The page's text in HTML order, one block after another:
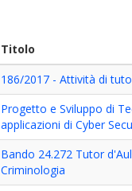
Titolo
186/2017 - Attività di
Progetto e Sviluppo di
applicazioni di Cyber
Bando 24.272 Tutor
Criminologia